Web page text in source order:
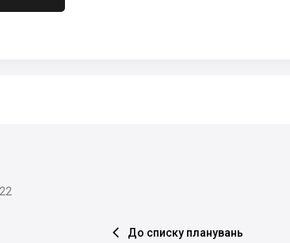
 До списку планувань